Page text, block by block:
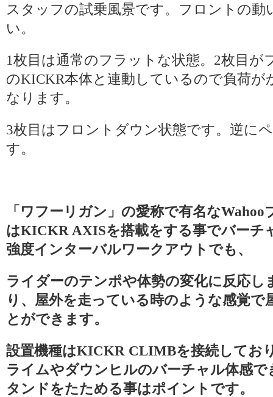
スタッフの試乗風景です。フロントの
い。
1枚目は通常のフラットな状態。2枚目
のKICKR本体と連動しているので負荷
なります。
3枚目はフロントダウン状態です。逆に
す。
「ワフーリガン」の愛称で有名なWahoo
はKICKR AXISを搭載をする事でバーチ
強度インターバルワークアウトでも、
ライダーのテンポや体勢の変化に反応し
り、屋外を走っている時のような感覚
とができます。
設置機種はKICKR CLIMBを接続してお
ライムやダウンヒルのバーチャル体感
タンドをたためる事はポイントです。